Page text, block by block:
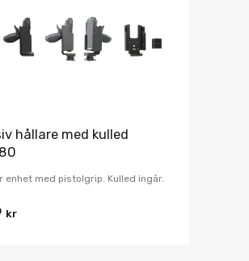
hållare med kulled
enhet med pistolgrip. Kulled ingår.
kr